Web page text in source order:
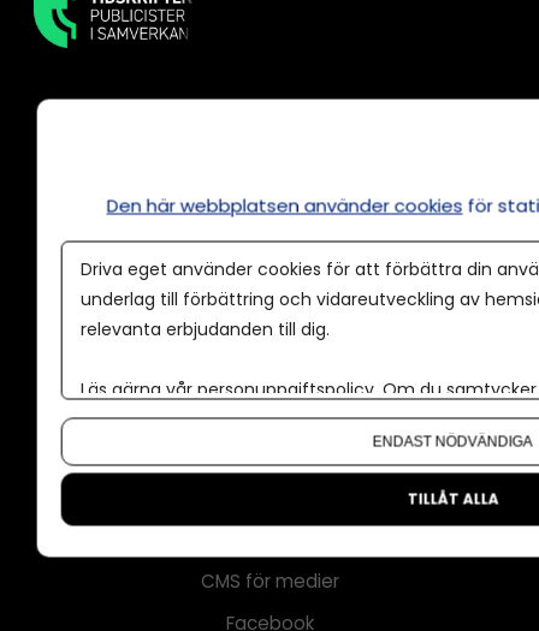
Annonsera
Om cookies
Våra användarvillkor
Policy för AI
Tillgänglighet
CMS för medier
Facebook
Den här webbplatsen använder cookies för
Driva eget använder cookies för att förbättra din
underlag till förbättring och vidareutveckling av
relevanta erbjudanden till dig.
Läs gärna vår personuppgiftspolicy. Om du
Om du vill ändra ditt val i efterhand hittar du den
ENDAST NÖDVÄNDIGA
TILLÅT ALLA